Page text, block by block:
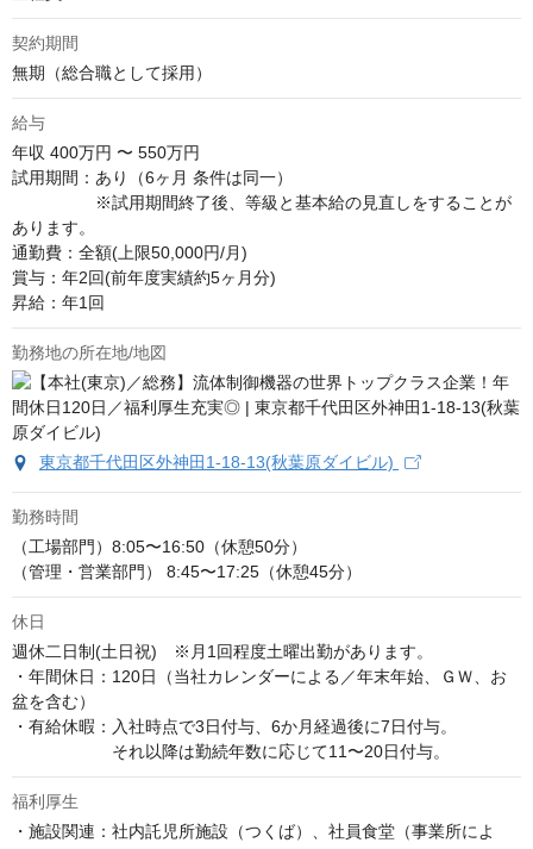
契約期間
無期（総合職として採用）
給与
年収 400万円 〜 550万円
試用期間：あり（6ヶ月 条件は同一）
※試用期間終了後、等級と基本給の見直しをすることが
あります。
通勤費：全額(上限50,000円/月)
賞与：年2回(前年度実績約5ヶ月分)
昇給：年1回
勤務地の所在地/地図
東京都千代田区外神田1-18-13(秋葉原ダイビル)
勤務時間
（工場部門）8:05〜16:50（休憩50分）
（管理・営業部門） 8:45〜17:25（休憩45分）
休日
週休二日制(土日祝)　※月1回程度土曜出勤があります。
・年間休日：120日（当社カレンダーによる／年末年始、ＧＷ、お
盆を含む）
・有給休暇：入社時点で3日付与、6か月経過後に7日付与。
それ以降は勤続年数に応じて11〜20日付与。
福利厚生
・施設関連：社内託児所施設（つくば）、社員食堂（事業所によ